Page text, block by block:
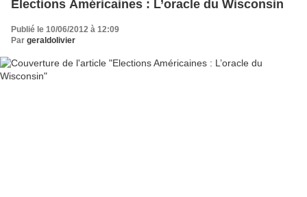
Elections Américaines : L’oracle du Wisconsin
Publié le 10/06/2012 à 12:09
Par geraldolivier